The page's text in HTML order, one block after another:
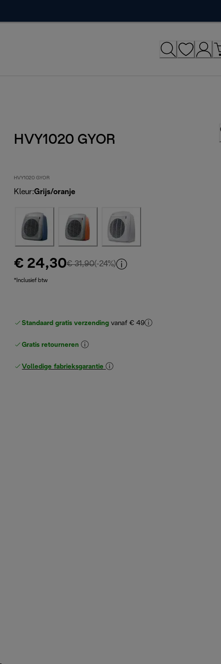
HVY1020 GYOR
HVY1020 GYOR
Kleur:Grijs/oranje
€ 24,30€ 31,90originele prijs € 31,90
(-24%)
*Inclusief btw
Standaard gratis verzending vanaf € 49
Gratis retourneren
Volledige fabrieksgarantie